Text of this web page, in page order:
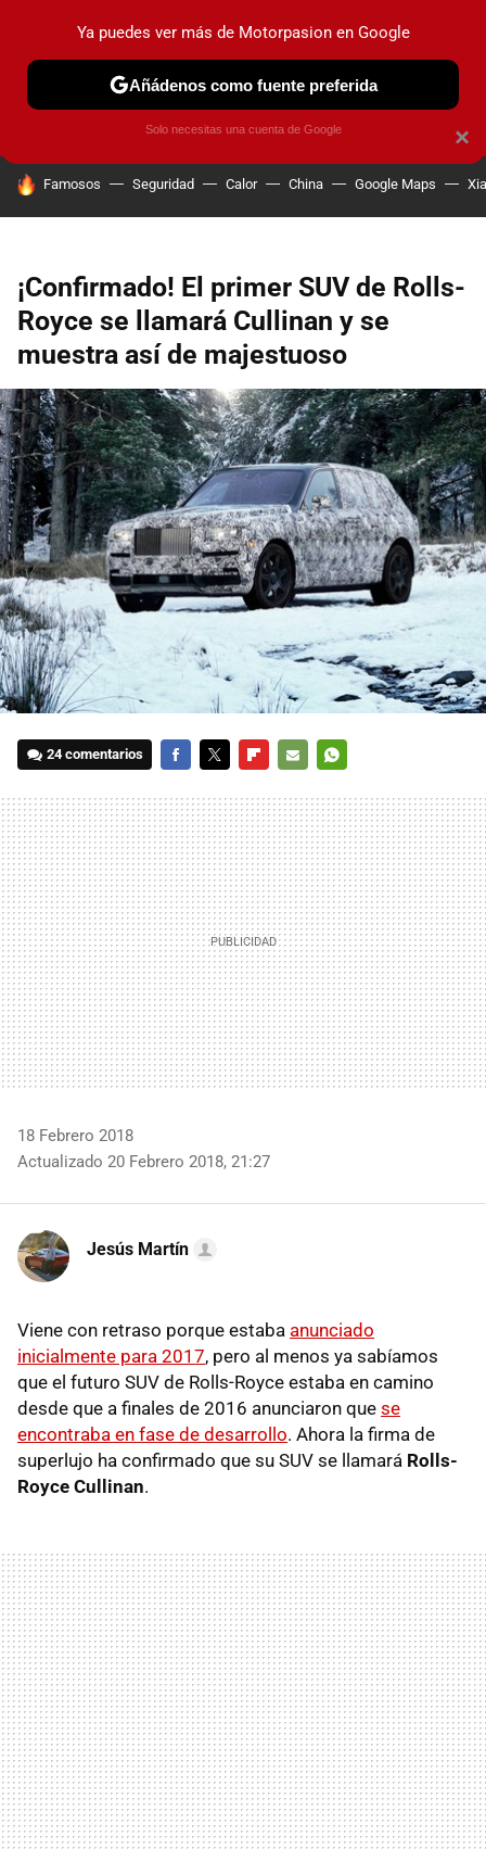
PRUEBAS COCHES ELÉCTRICOS OBSERVATORIO
HOY SE HABLA DE
Famosos Seguridad Calor China Google Maps
¡Confirmado! El primer SUV de Rolls-
Royce se llamará Cullinan y se
muestra así de majestuoso
24 comentarios
MAIL
18 Febrero 2018
Actualizado 20 Febrero 2018, 21:27
Jesús Martín
Viene con retraso porque estaba anunciado
inicialmente para 2017, pero al menos ya sabíamos
que el futuro SUV de Rolls-Royce estaba en camino
desde que a finales de 2016 anunciaron que se
encontraba en fase de desarrollo. Ahora la firma de
superlujo ha confirmado que su SUV se llamará Rolls-
Royce Cullinan.
×
Ya puedes ver más de Motorpasion en Google
Añádenos como fuente preferida
Solo necesitas una cuenta de Google